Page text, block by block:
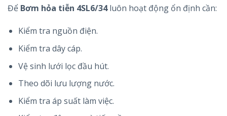
Để Bơm hỏa tiễn 4SL6/34luôn hoạt động ổn định cần:
Kiểm tra nguồn điện.
Kiểm tra dây cáp.
Vệ sinh lưới lọc đầu hút.
Theo dõi lưu lượng nước.
Kiểm tra áp suất làm việc.